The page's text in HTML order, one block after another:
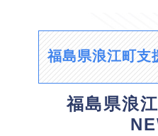
福島県浪江町支
福島県浪